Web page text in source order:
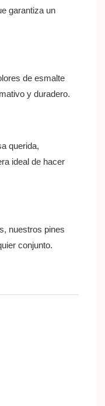
garantiza un
de esmalte
y duradero.
querida,
ideal de hacer
nuestros pines
conjunto.